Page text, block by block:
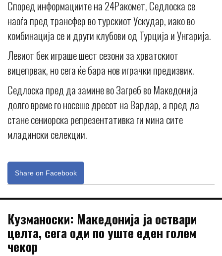
Според информациите на 24Ракомет, Седлоска се
наоѓа пред трансфер во турскиот Ускудар, иако во
комбинација се и други клубови од Турција и Унгарија.
Левиот бек играше шест сезони за хрватскиот
вицепрвак, но сега ќе бара нов играчки предизвик.
Седлоска пред да замине во Загреб во Македонија
долго време го носеше дресот на Вардар, а пред да
стане сениорска репрезентативка ги мина сите
младински селекции.
Share on Facebook
Кузманоски: Македонија ја оствари
целта, сега оди по уште еден голем
чекор